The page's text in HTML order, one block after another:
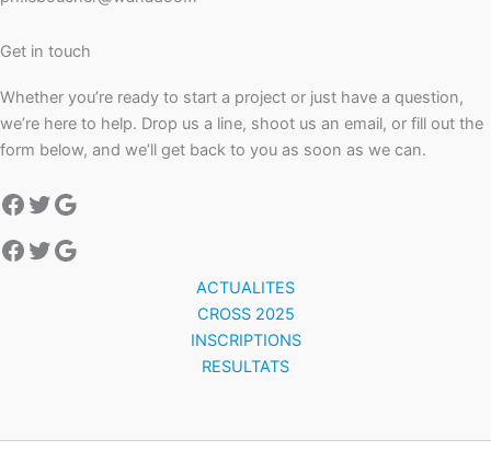
Get in touch
Whether you’re ready to start a project or just have a question,
we’re here to help. Drop us a line, shoot us an email, or fill out the
form below, and we’ll get back to you as soon as we can.
Facebook
Twitter
Google
Facebook
Twitter
Google
ACTUALITES
CROSS 2025
INSCRIPTIONS
RESULTATS